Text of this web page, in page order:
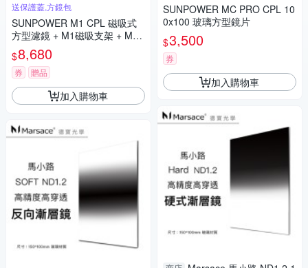
送保護蓋,方鏡包
SUNPOWER M1 CPL 磁吸式
方型濾鏡 + M1磁吸支架 + M1
轉接環
$8,680
券 贈品
加入購物車
SUNPOWER MC PRO CPL 10
0x100 玻璃方型鏡片
$3,500
券
加入購物車